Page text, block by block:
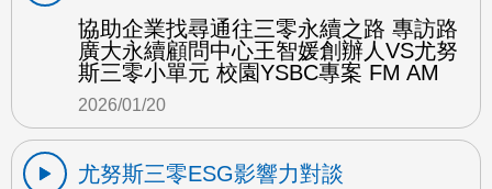
協助企業找尋通往三零永續之路 專訪路
廣大永續顧問中心王智媛創辦人VS尤努
斯三零小單元 校園YSBC專案 FM AM
2026/01/20
尤努斯三零ESG影響力對談